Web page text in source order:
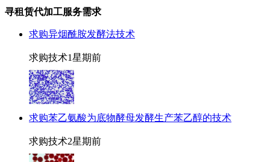
寻租赁代加工服务需求
求购异烟酰胺发酵法技术
求购技术1星期前
求购苯乙氨酸为底物酵母发酵生产苯乙醇的技术
求购技术2星期前